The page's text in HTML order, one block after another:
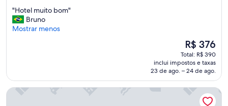
10,
Maravilhosa,
(1.117
"
H
o
i
"Hotel muito bom"
Bruno
Mostrar menos
O
preço
é
de
R$ 376
R$ 376
Total: R$ 390
inclui impostos e taxas
23 de ago. – 24 de ago.
QOYA Hotel Curitiba, Curio Collection by Hilton